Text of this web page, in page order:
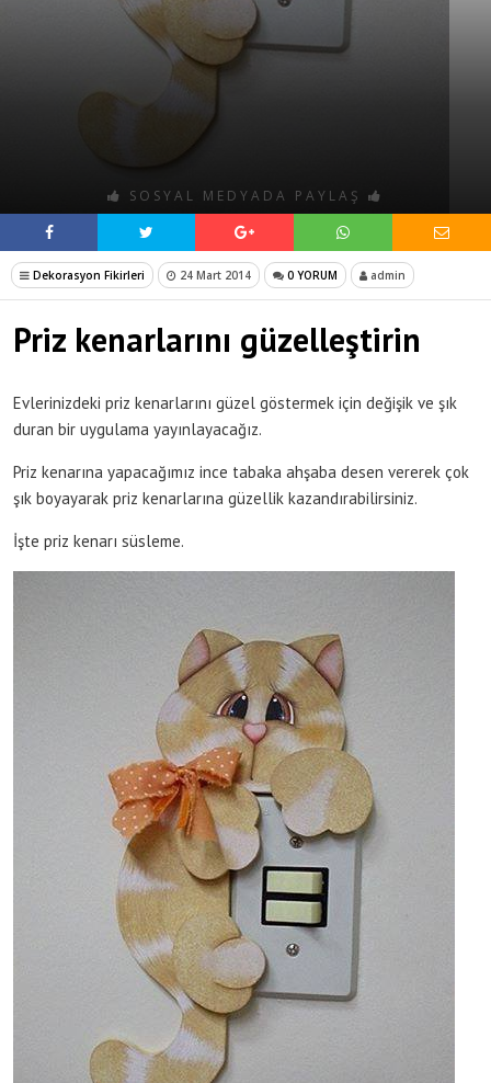
SOSYAL MEDYADA PAYLAŞ
Dekorasyon Fikirleri 24 Mart 2014 0 YORUM admin
Priz kenarlarını güzelleştirin
Evlerinizdeki priz kenarlarını güzel göstermek için değişik ve şık
duran bir uygulama yayınlayacağız.
Priz kenarına yapacağımız ince tabaka ahşaba desen vererek çok
şık boyayarak priz kenarlarına güzellik kazandırabilirsiniz.
İşte priz kenarı süsleme.